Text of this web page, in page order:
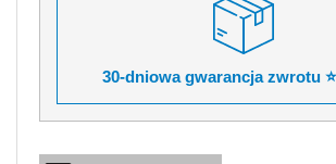
30-dniowa gwarancja zwrotu